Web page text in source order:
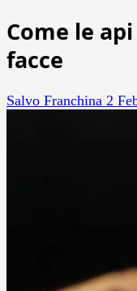
Come le
facce
Salvo Franchina 2